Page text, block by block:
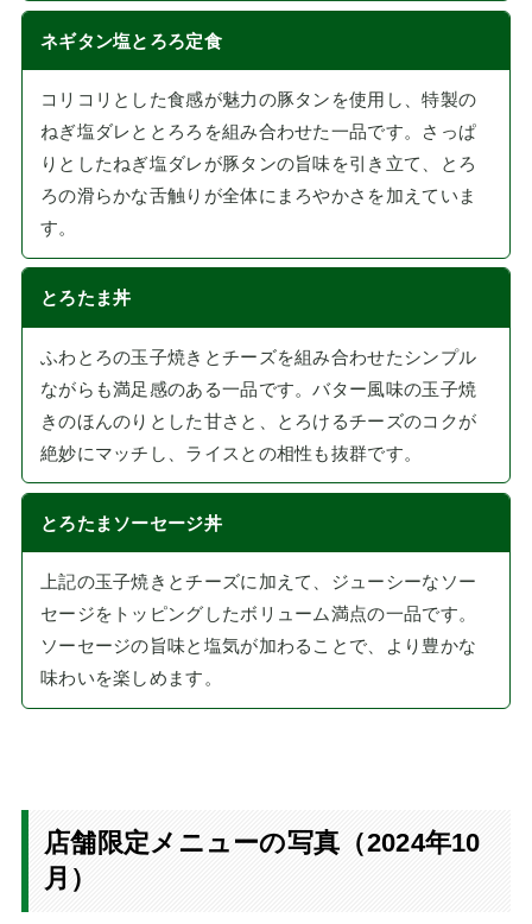
ネギタン塩とろろ定食
コリコリとした食感が魅力の豚タンを使用し、特製の
ねぎ塩ダレととろろを組み合わせた一品です。さっぱ
りとしたねぎ塩ダレが豚タンの旨味を引き立て、とろ
ろの滑らかな舌触りが全体にまろやかさを加えていま
す。
とろたま丼
ふわとろの玉子焼きとチーズを組み合わせたシンプル
ながらも満足感のある一品です。バター風味の玉子焼
きのほんのりとした甘さと、とろけるチーズのコクが
絶妙にマッチし、ライスとの相性も抜群です。
とろたまソーセージ丼
上記の玉子焼きとチーズに加えて、ジューシーなソー
セージをトッピングしたボリューム満点の一品です。
ソーセージの旨味と塩気が加わることで、より豊かな
味わいを楽しめます。
店舗限定メニューの写真（2024年10
月）